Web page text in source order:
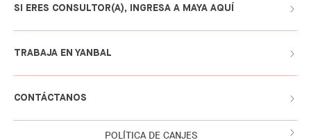
SI ERES CONSULTOR(A), INGRESA A MAYA AQUÍ
TRABAJA EN YANBAL
CONTÁCTANOS
POLÍTICA DE CANJES